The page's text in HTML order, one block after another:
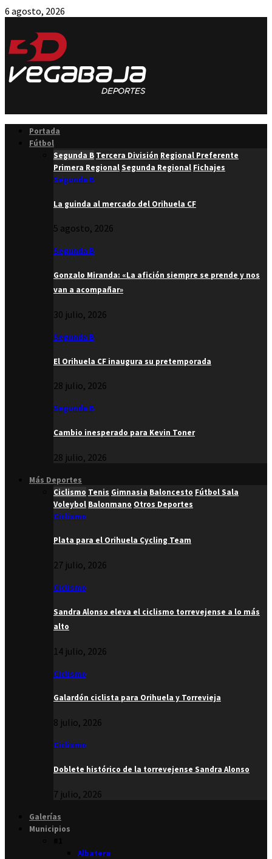
6 agosto, 2026
Portada
Fútbol
Segunda B Tercera División Regional Preferente
Primera RegionalSegunda Regional Fichajes
Segunda B
La guinda al mercado del Orihuela CF
5 agosto, 2026
Segunda B
Gonzalo Miranda: «La afición siempre se prende y nos
van a acompañar»
30 julio, 2026
Segunda B
El Orihuela CF inaugura su pretemporada
28 julio, 2026
Segunda B
Cambio inesperado para Kevin Toner
28 julio, 2026
Más Deportes
Ciclismo Tenis Gimnasia Baloncesto Fútbol Sala
Voleybol Balonmano Otros Deportes
Ciclismo
Plata para el Orihuela Cycling Team
27 julio, 2026
Ciclismo
Sandra Alonso eleva el ciclismo torrevejense a lo más
alto
14 julio, 2026
Ciclismo
Galardón ciclista para Orihuela y Torrevieja
8 julio, 2026
Ciclismo
Doblete histórico de la torrevejense Sandra Alonso
7 julio, 2026
Galerías
Municipios
Albatera